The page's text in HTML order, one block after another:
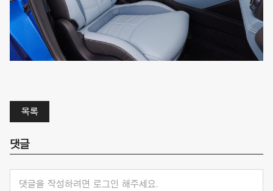
목록
댓글
댓글을 작성하려면 로그인 해주세요.